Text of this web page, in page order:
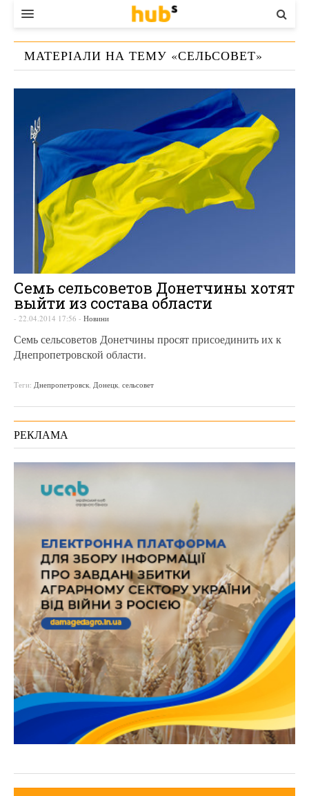
ВЛАДА
ЕКОНОМІКА
СТАРТЕР
КОНТАКТИ
МАТЕРІАЛИ НА ТЕМУ «СЕЛЬСОВЕТ»
Семь сельсоветов Донетчины хотят
выйти из состава области
- 22.04.2014 17:56 - Новини
Семь сельсоветов Донетчины просят присоединить их к
Днепропетровской области.
Теги: Днепропетровск, Донецк, сельсовет
РЕКЛАМА